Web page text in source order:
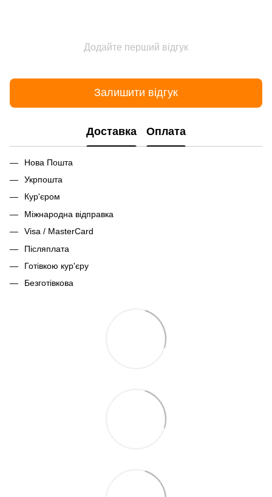
Додайте перший відгук
Залишити відгук
Доставка Оплата
Нова Пошта
Укрпошта
Кур'єром
Міжнародна відправка
Visa / MasterCard
Післяплата
Готівкою кур'єру
Безготівкова